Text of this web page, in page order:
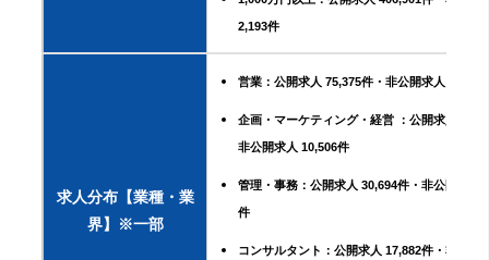
2,193件
求人分布【業種・業
界】※一部
営業：公開求人 75,375件・非公開求人 39,765
企画・マーケティング・経営 ：公開求人
非公開求人 10,506件
管理・事務：公開求人 30,694件・非公開求人
件
コンサルタント：公開求人 17,882件・非公開